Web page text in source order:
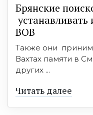
Брянские
ВОВ
Также они
Вахтах памяти в
других ...
Читать далее